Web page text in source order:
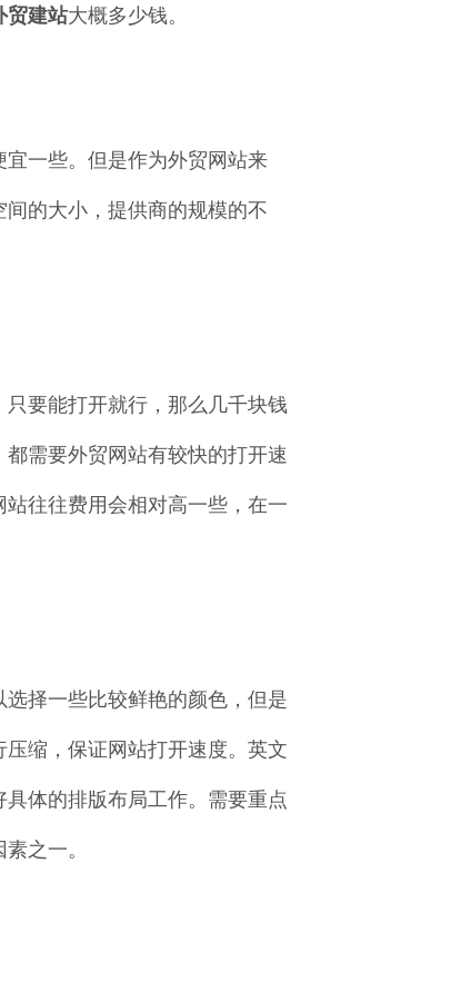
贸建站大概多少钱。
一些。但是作为外贸网站来
的大小，提供商的规模的不
要能打开就行，那么几千块钱
需要外贸网站有较快的打开速
往往费用会相对高一些，在一
择一些比较鲜艳的颜色，但是
缩，保证网站打开速度。英文
体的排版布局工作。需要重点
之一。